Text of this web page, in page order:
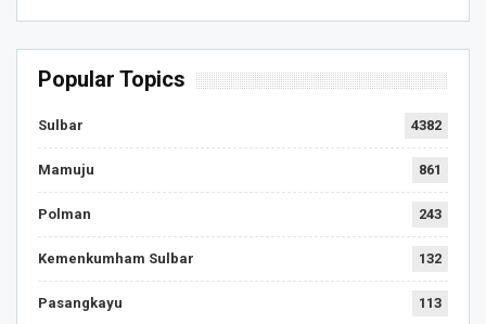
Popular Topics
Sulbar 4382
Mamuju 861
Polman 243
Kemenkumham Sulbar 132
Pasangkayu 113